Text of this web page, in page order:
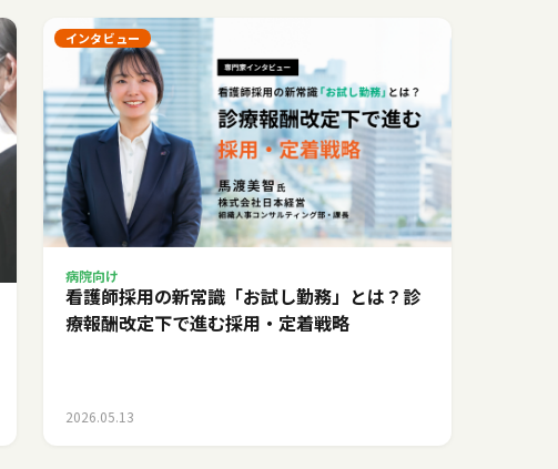
インタビュー
病院向け
看護師採用の新常識「お試し勤務」とは？診
療報酬改定下で進む採用・定着戦略
2026.05.13